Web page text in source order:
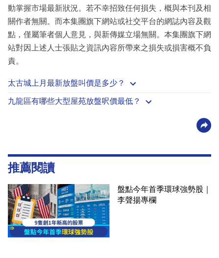
動掌握市場最新狀況。若不幸招致任何損失，概與本刊及相
關作者無關。而本集團旗下網站或社交平台的網誌內容及觀
點，僅屬筆者個人意見，與新傳媒立場無關。本集團旗下網
站對因上述人士張貼之資訊內容所帶來之損失或損害概不負
責。
太古城上月最新放盤叫價是多少？
九龍區有哪些大型屋苑放盤呎價最低？
推薦閱讀
盤點今年首季環球強勢股｜
李聲揚專欄